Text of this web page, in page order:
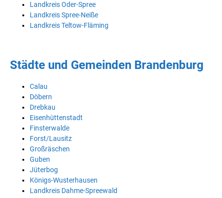
Landkreis Oder-Spree
Landkreis Spree-Neiße
Landkreis Teltow-Fläming
Städte und Gemeinden Brandenburg
Calau
Döbern
Drebkau
Eisenhüttenstadt
Finsterwalde
Forst/Lausitz
Großräschen
Guben
Jüterbog
Königs-Wusterhausen
Landkreis Dahme-Spreewald